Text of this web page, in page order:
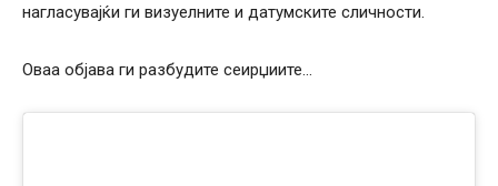
нагласувајќи ги визуелните и датумските сличности.
Оваа објава ги разбудите сеирџиите…